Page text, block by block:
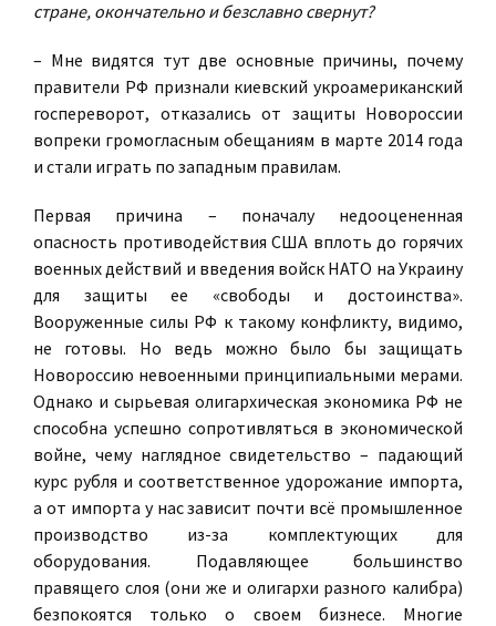
стране, окончательно и безславно свернут?
– Мне видятся тут две основные причины, почему
правители РФ признали киевский укроамериканский
госпереворот, отказались от защиты Новороссии
вопреки громогласным обещаниям в марте 2014 года
и стали играть по западным правилам.
Первая причина – поначалу недооцененная
опасность противодействия США вплоть до горячих
военных действий и введения войск НАТО на Украину
для защиты ее «свободы и достоинства».
Вооруженные силы РФ к такому конфликту, видимо,
не готовы. Но ведь можно было бы защищать
Новороссию невоенными принципиальными мерами.
Однако и сырьевая олигархическая экономика РФ не
способна успешно сопротивляться в экономической
войне, чему наглядное свидетельство – падающий
курс рубля и соответственное удорожание импорта,
а от импорта у нас зависит почти всё промышленное
производство из-за комплектующих для
оборудования. Подавляющее большинство
правящего слоя (они же и олигархи разного калибра)
безпокоятся только о своем бизнесе. Многие